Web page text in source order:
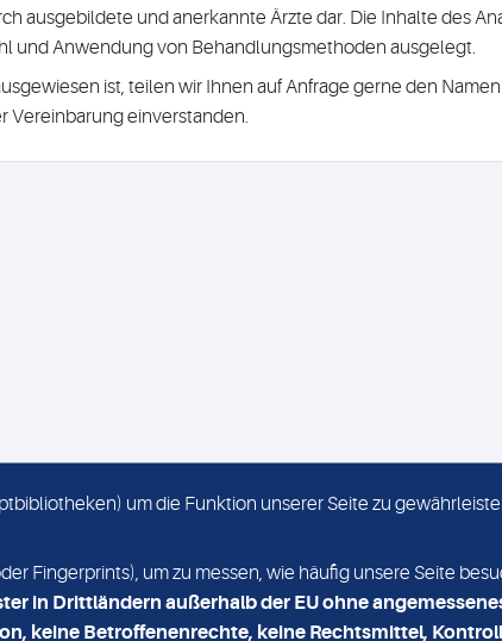
ausgebildete und anerkannte Ärzte dar. Die Inhalte des
und Anwendung von Behandlungsmethoden ausgelegt.
ist, teilen wir Ihnen auf Anfrage gerne den
Vereinbarung einverstanden.
um die Funktion unserer Seite zu
Fingerprints), um zu messen, wie häufig unsere Seite
in Drittländern außerhalb der EU ohne
keine Betroffenenrechte, keine Rechtsmittel,